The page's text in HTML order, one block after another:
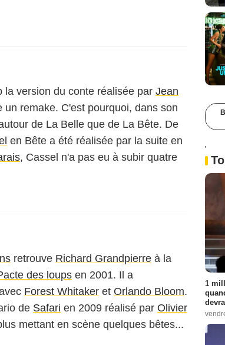
la version du conte réalisée par Jean
remake. C'est pourquoi, dans son
de La Belle que de La Bête. De
en Bête a été réalisée par la suite en
, Cassel n'a pas eu à subir quatre
retrouve Richard Grandpierre à la
des loups en 2001. Il a
Forest Whitaker et Orlando Bloom.
de Safari en 2009 réalisé par Olivier
mettant en scène quelques bêtes...
'
1